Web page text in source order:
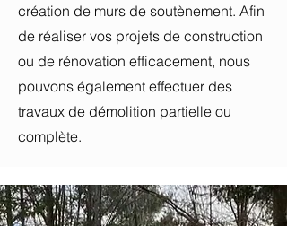
création de murs de soutènement. Afin
de réaliser vos projets de construction
ou de rénovation efficacement, nous
pouvons également effectuer des
travaux de démolition partielle ou
complète.